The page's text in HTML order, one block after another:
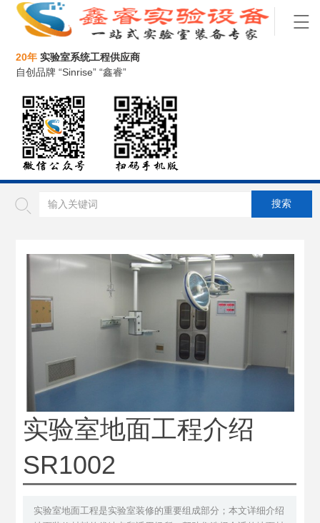
20年 实验室系统工程供应商
自创品牌 “Sinrise” “鑫睿”
实验室地面工程介绍
SR1002
实验室地面工程是实验室装修的重要组成部分；本文详细介绍